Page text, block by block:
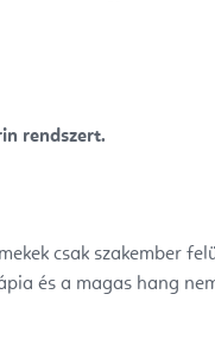
rendszert.
csak szakember
és a magas hang